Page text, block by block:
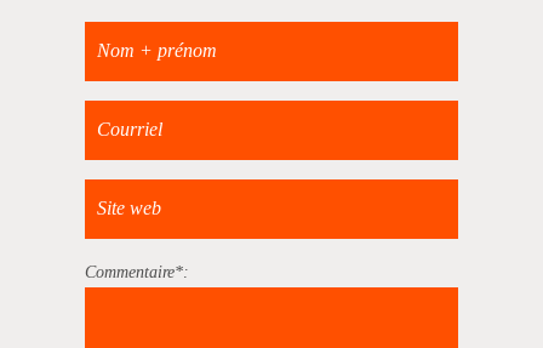
Commentaire